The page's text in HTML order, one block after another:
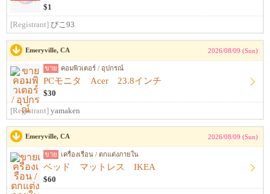
$1
[Registrant] ぴこ93
Emeryville, CA 2026/08/09 (Sun)
ขาย คอมพิวเตอร์ / อุปกรณ์
PCモニタ Acer 23.8インチ
$30
[Registrant] yamaken
Emeryville, CA 2026/08/09 (Sun)
ขาย เครื่องเรือน / ตกแต่งภายใน
ベッド マットレス IKEA
$60